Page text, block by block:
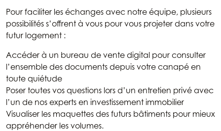
Pour faciliter les échanges avec notre équipe, plusieurs
possibilités s’offrent à vous pour vous projeter dans votre
futur logement :
Accéder à un bureau de vente digital pour consulter
l’ensemble des documents depuis votre canapé en
toute quiétude
Poser toutes vos questions lors d’un entretien privé avec
l’un de nos experts en investissement immobilier
Visualiser les maquettes des futurs bâtiments pour mieux
appréhender les volumes.